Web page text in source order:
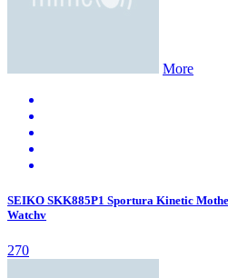
More
SEIKO SKK885P1 Sportura Kinetic
Watchv
270